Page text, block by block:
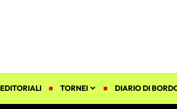
EDITORIALI TORNEI DIARIO DI